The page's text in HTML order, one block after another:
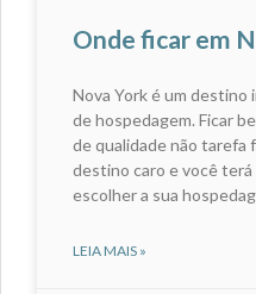
Onde ficar em
Nova York é um
de hospedagem. Ficar
de qualidade não tarefa
destino caro e você
escolher a sua
LEIA MAIS »